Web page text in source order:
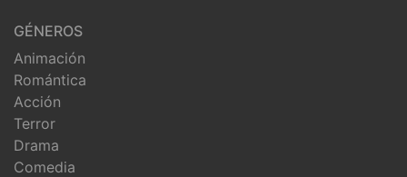
GÉNEROS
Animación
Romántica
Acción
Terror
Drama
Comedia